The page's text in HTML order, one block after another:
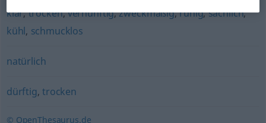
klar,trocken,vernünftig,zweckmäßig,ruhig,sachlich,
kühl, schmucklos
natürlich
dürftig,trocken
© OpenThesaurus.de